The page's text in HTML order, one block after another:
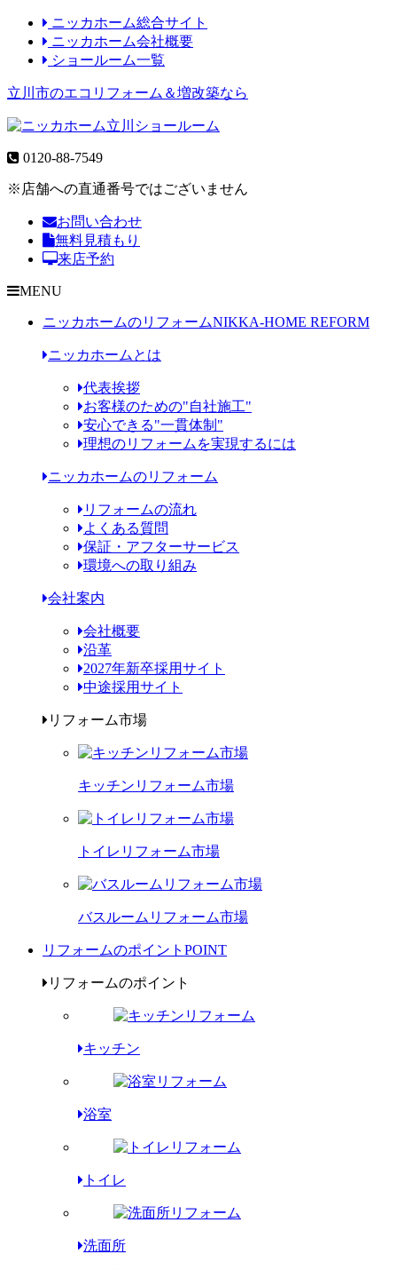
ニッカホーム総合サイト
ニッカホーム会社概要
ショールーム一覧
立川市のエコリフォーム＆増改築なら
0120-88-7549
※店舗への直通番号ではございません
お問い合わせ
無料見積もり
来店予約
MENU
ニッカホームのリフォームNIKKA-HOME REFORM
ニッカホームとは
代表挨拶
お客様のための"自社施工"
安心できる"一貫体制"
理想のリフォームを実現するには
ニッカホームのリフォーム
リフォームの流れ
よくある質問
保証・アフターサービス
環境への取り組み
会社案内
会社概要
沿革
2027年新卒採用サイト
中途採用サイト
リフォーム市場
キッチンリフォーム市場
トイレリフォーム市場
バスルームリフォーム市場
リフォームのポイント POINT
リフォームのポイント
キッチン
浴室
トイレ
洗面所